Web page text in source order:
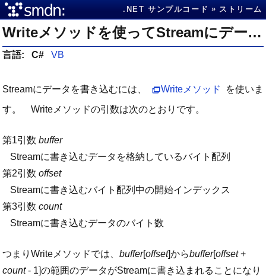
.NET サンプルコード ストリーム
Writeメソッドを使ってStreamにデータを書き込む
言語: C# VB
Streamにデータを書き込むには、 Writeメソッド
を使いま
す。 Writeメソッドの引数は次のとおりです。
第1引数 buffer
Streamに書き込むデータを格納しているバイト配列
第2引数 offset
Streamに書き込むバイト配列中の開始インデックス
第3引数 count
Streamに書き込むデータのバイト数
つまりWriteメソッドでは、 buffer[offset]からbuffer[offset+
count- 1]の範囲のデータがStreamに書き込まれることになり